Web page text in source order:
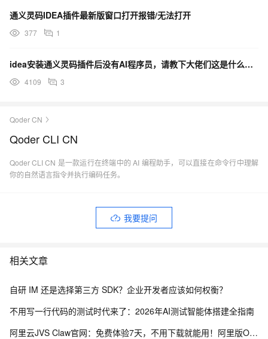
通义灵码IDEA插件最新版窗口打开报错/无法打开
377 1
idea安装通义灵码插件后没有AI程序员，请教下大佬们这是什么原因？如何可以解决？
4109 3
Qoder CN
Qoder CLI CN
Qoder CLI CN 是一款运行在终端中的 AI 编程助手，可以直接在命令行中理解
你的自然语言指令并执行编码任务。
我要提问
相关文章
自研 IM 还是选择第三方 SDK？企业开发者应该如何权衡？
不用写一行代码的测试时代来了：2026年AI测试智能体搭建全指南
阿里云JVS Claw官网：免费体验7天，不用下载就能用！阿里版OpenClaw龙虾AI助手